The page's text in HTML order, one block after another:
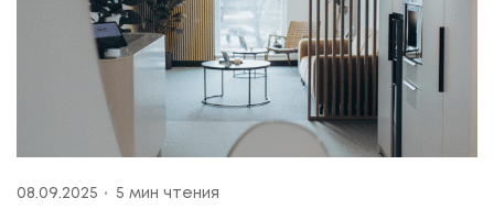
08.09.2025 5 мин чтения